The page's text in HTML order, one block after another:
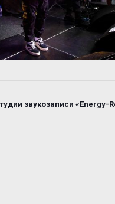
звукозаписи «Energy-